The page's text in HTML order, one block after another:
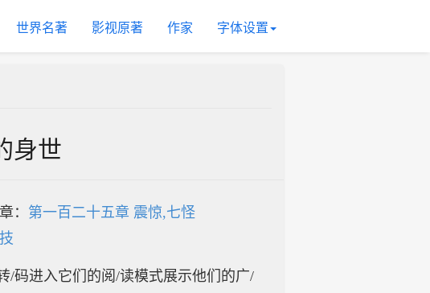
世界名著 影视原著 作家 字体设置
身世
： 第一百二十五章 震惊,七怪
/码进入它们的阅/读模式展示他们的广/